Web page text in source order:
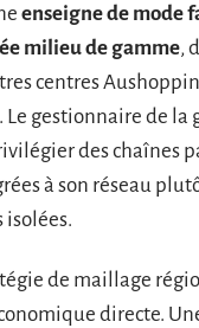
enseigne de mode
milieu de gamme,
centres
Le gestionnaire de la
des chaînes
à son réseau
isolées.
de maillage
directe.